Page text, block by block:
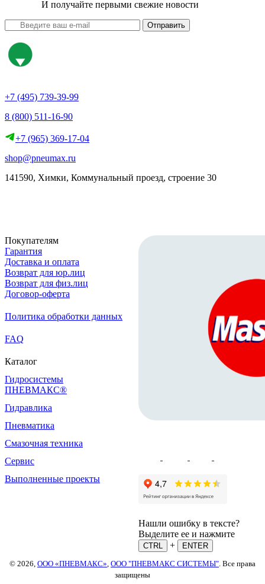
И получайте первыми свежие новости
Отправить
+7 (495) 739-39-99
8 (800) 511-16-90
+7 (965) 369-17-04
shop@pneumax.ru
141590, Химки, Коммунальный проезд, строение 30
Покупателям
Гарантия
Доставка и оплата
Возврат для юр.лиц
Возврат для физ.лиц
Договор-оферта
Политика обработки данных
FAQ
Каталог
Гидросистемы
ПНЕВМАКС®
Гидравлика
Пневматика
Смазочная техника
Сервис
Выполненные проекты
Нашли ошибку в тексте?
Выделите ее и нажмите
CTRL +
ENTER
© 2026, ООО «ПНЕВМАКС» ООО "ПНЕВМАКС СИСТЕМЫ" . Все права
защищены